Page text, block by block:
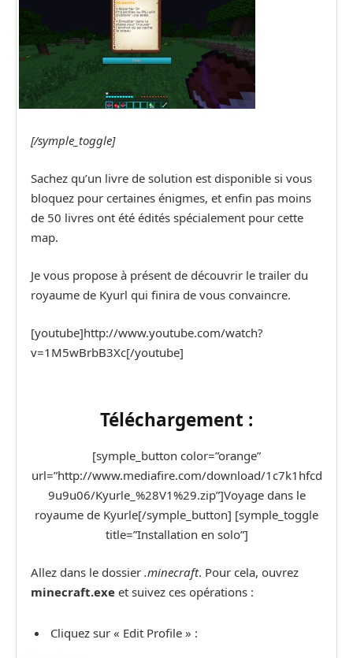
[/symple_toggle]
Sachez qu’un livre de solution est disponible si vous
bloquez pour certaines énigmes, et enfin pas moins
de 50 livres ont été édités spécialement pour cette
map.
Je vous propose à présent de découvrir le trailer du
royaume de Kyurl qui finira de vous convaincre.
[youtube]http://www.youtube.com/watch?
v=1M5wBrbB3Xc[/youtube]
Téléchargement :
[symple_button color=”orange”
url=”http://www.mediafire.com/download/1c7k1hfcd
9u9u06/Kyurle_%28V1%29.zip”]Voyage dans le
royaume de Kyurle[/symple_button] [symple_toggle
title=”Installation en solo”]
Allez dans le dossier .minecraft. Pour cela, ouvrez
minecraft.exe et suivez ces opérations :
Cliquez sur « Edit Profile » :